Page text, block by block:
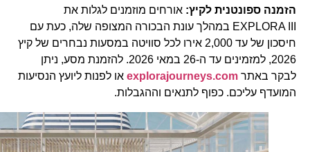
הזמנה ספונטנית לקיץ:אורחים מוזמנים לגלות את
EXPLORA III במהלך עונת הבכורה המצופה שלה, כעת עם
חיסכון של עד 2,000 אירו לכל סוויטה במסעות נבחרים של קיץ
2026, למזמינים עד ה-26 במאי 2026. להזמנת מסע, ניתן
לבקר באתרexplorajourneys.comאו לפנות ליועץ הנסיעות
המועדף עליכם. כפוף לתנאים וההגבלות.